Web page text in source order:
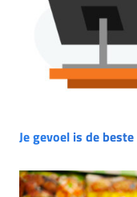
Je gevoel is de